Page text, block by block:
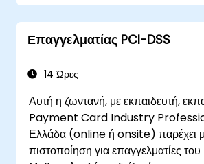
Implementer
Επιτυχία στην εξέταση,
(συμπεριλαμβανομένων επτά
διαχείριση κυβερνοασφάλειας),
1.000 ώρες δραστηριοτήτων
υλοποίησης NIS 2 και
Επαγγελματίας PCI-DSS
14 Ώρες
Αυτή η ζωντανή, με εκπαιδευτή,
Payment Card Industry
Ελλάδα (online ή onsite) παρέχει
πιστοποίηση για επαγγελματίες